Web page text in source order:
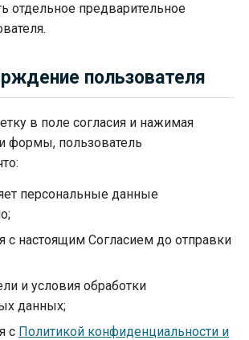
отдельное предварительное
пользователя
в поле согласия и нажимая
формы, пользователь
персональные данные
с настоящим Согласием до отправки
и условия обработки
данных;
с Политикой конфиденциальности и